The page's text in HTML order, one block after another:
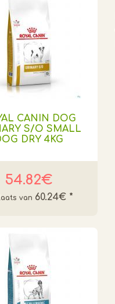
CANIN DOG
S/O SMALL
DRY 4KG
54.82€
60.24€ *